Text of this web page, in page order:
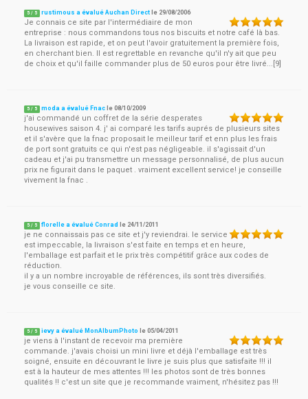
5 / 5 rustimous a évalué Auchan Direct le 29/08/2006
Je connais ce site par l'intermédiaire de mon
entreprise : nous commandons tous nos biscuits et notre café là bas.
La livraison est rapide, et on peut l'avoir gratuitement la première fois,
en cherchant bien. Il est regrettable en revanche qu'il n'y ait que peu
de choix et qu'il faille commander plus de 50 euros pour être livré...[9]
5 / 5 moda a évalué Fnac le08/10/2009
j'ai commandé un coffret de la série desperates
housewives saison 4. j' ai comparé les tarifs auprés de plusieurs sites
et il s'avère que la fnac proposait le meilleur tarif et enn plus les frais
de port sont gratuits ce qui n'est pas négligeable. il s'agissait d'un
cadeau et j'ai pu transmettre un message personnalisé, de plus aucun
prix ne figurait dans le paquet . vraiment excellent service! je conseille
vivement la fnac .
5 / 5 florelle a évalué Conrad le 24/11/2011
je ne connaissais pas ce site et j'y reviendrai. le service
est impeccable, la livraison s'est faite en temps et en heure,
l'emballage est parfait et le prix très compétitif grâce aux codes de
réduction.
il y a un nombre incroyable de références, ils sont très diversifiés.
je vous conseille ce site.
5 / 5 ievy a évalué MonAlbumPhoto le05/04/2011
je viens à l'instant de recevoir ma première
commande. j'avais choisi un mini livre et déjà l'emballage est très
soigné, ensuite en découvrant le livre je suis plus que satisfaite !!! il
est à la hauteur de mes attentes !!! les photos sont de très bonnes
qualités !! c'est un site que je recommande vraiment, n'hésitez pas !!!